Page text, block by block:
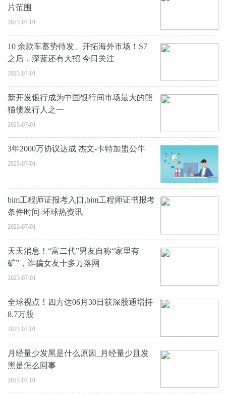
片范围
2023-07-01
10 余款车蓄势待发、开拓海外市场！S7
之后，深蓝还有大招 今日关注
2023-07-01
新开发银行成为中国银行间市场最大的熊
猫债发行人之一
2023-07-01
3年2000万协议达成 杰文-卡特加盟公牛
2023-07-01
bim工程师证报考入口,bim工程师证书报考
条件时间-环球热资讯
2023-07-01
天天消息！“富二代”男友自称“家里有
矿”，诈骗女友十多万落网
2023-07-01
全球视点！四方达06月30日获深股通增持
8.7万股
2023-07-01
月经量少发黑是什么原因_月经量少且发
黑是怎么回事
2023-07-01